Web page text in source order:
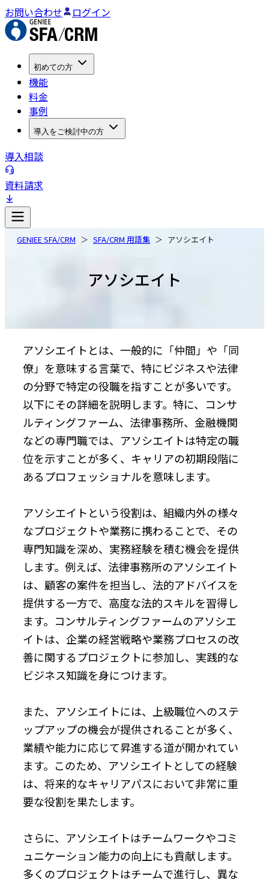
お問い合わせ ログイン
初めての方
機能
料金
事例
導入をご検討中の方
導入相談
資料請求
GENIEE SFA/CRM SFA/CRM 用語集 アソシエイト
アソシエイト
アソシエイトとは、一般的に「仲間」や「同
僚」を意味する言葉で、特にビジネスや法律
の分野で特定の役職を指すことが多いです。
以下にその詳細を説明します。特に、コンサ
ルティングファーム、法律事務所、金融機関
などの専門職では、アソシエイトは特定の職
位を示すことが多く、キャリアの初期段階に
あるプロフェッショナルを意味します。
アソシエイトという役割は、組織内外の様々
なプロジェクトや業務に携わることで、その
専門知識を深め、実務経験を積む機会を提供
します。例えば、法律事務所のアソシエイト
は、顧客の案件を担当し、法的アドバイスを
提供する一方で、高度な法的スキルを習得し
ます。コンサルティングファームのアソシエ
イトは、企業の経営戦略や業務プロセスの改
善に関するプロジェクトに参加し、実践的な
ビジネス知識を身につけます。
また、アソシエイトには、上級職位へのステ
ップアップの機会が提供されることが多く、
業績や能力に応じて昇進する道が開かれてい
ます。このため、アソシエイトとしての経験
は、将来的なキャリアパスにおいて非常に重
要な役割を果たします。
さらに、アソシエイトはチームワークやコミ
ュニケーション能力の向上にも貢献します。
多くのプロジェクトはチームで進行し、異な